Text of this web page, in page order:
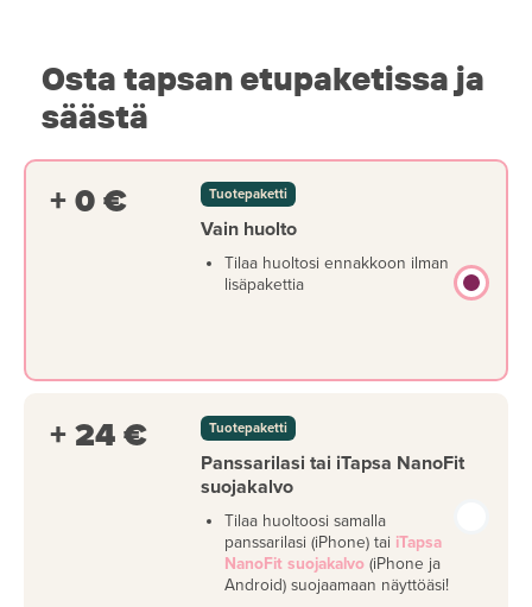
Osta tapsan etupaketissa ja
säästä
+ 0 € Tuotepaketti
Vain huolto
Tilaa huoltosi ennakkoon ilman
lisäpakettia
+ 24 € Tuotepaketti
Panssarilasi tai iTapsa NanoFit
suojakalvo
Tilaa huoltoosi samalla
panssarilasi (iPhone) tai iTapsa
NanoFit suojakalvo (iPhone ja
Android) suojaamaan näyttöäsi!